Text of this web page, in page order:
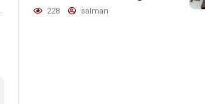
Aktifitas Pedagang Ikan
228 salman